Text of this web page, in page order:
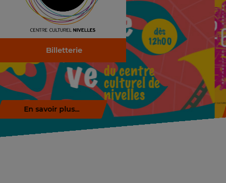
Billetterie
Télécharger la brochure (.pdf)